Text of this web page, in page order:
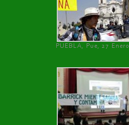
PUEBLA, Pue, 27 Enero